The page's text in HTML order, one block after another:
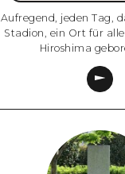
Aufregend, jeden Tag,
Stadion, ein Ort für
Hiroshima